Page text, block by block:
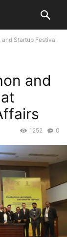
Startup Festival
and
0
1252